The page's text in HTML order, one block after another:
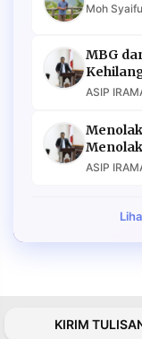
Moh
MBG
ASIP
ASIP
KIRIM